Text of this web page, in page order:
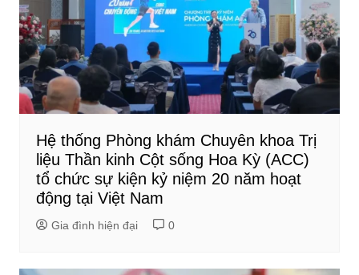
Hệ thống Phòng khám Chuyên khoa Trị
liệu Thần kinh Cột sống Hoa Kỳ (ACC)
tổ chức sự kiện kỷ niệm 20 năm hoạt
động tại Việt Nam
Gia đình hiện đại 0